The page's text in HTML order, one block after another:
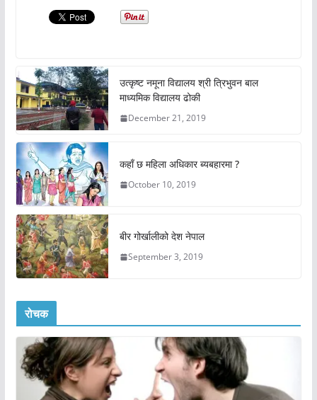
उत्कृष्ट नमूना विद्यालय श्री त्रिभुवन बाल
माध्यमिक विद्यालय ढोकी
December 21, 2019
कहाँ छ महिला अधिकार ब्यबहारमा ?
October 10, 2019
बीर गोर्खालीको देश नेपाल
September 3, 2019
रोचक